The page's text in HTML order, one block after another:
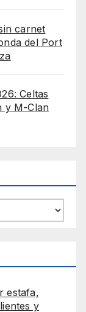
carnet
del Port
Celtas
y M-Clan
estafa,
y